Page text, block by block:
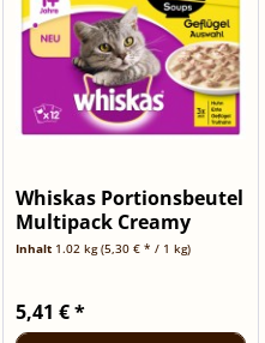
Whiskas Portionsbeutel
Multipack Creamy
Soups...
Inhalt 1.02 kg(5,30 € * / 1 kg)
5,41 € *